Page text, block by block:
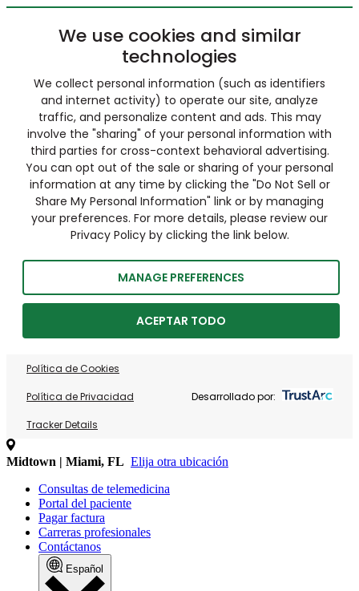
We use cookies and similar
technologies
We collect personal information (such as identifiers
and internet activity) to operate our site, analyze
traffic, and personalize content and ads. This may
involve the "sharing" of your personal information with
third parties for cross-context behavioral advertising.
You can opt out of the sale or sharing of your personal
information at any time by clicking the "Do Not Sell or
Share My Personal Information" link or by managing
your preferences. For more details, please review our
Privacy Policy by clicking the link below.
MANAGE PREFERENCES
ACEPTAR TODO
Política de Cookies
Política de Privacidad
Tracker Details
Desarrollado por:
Midtown | Miami, FL Elija otra ubicación
Consultas de telemedicina
Portal del paciente
Pagar factura
Carreras profesionales
Contáctanos
Español